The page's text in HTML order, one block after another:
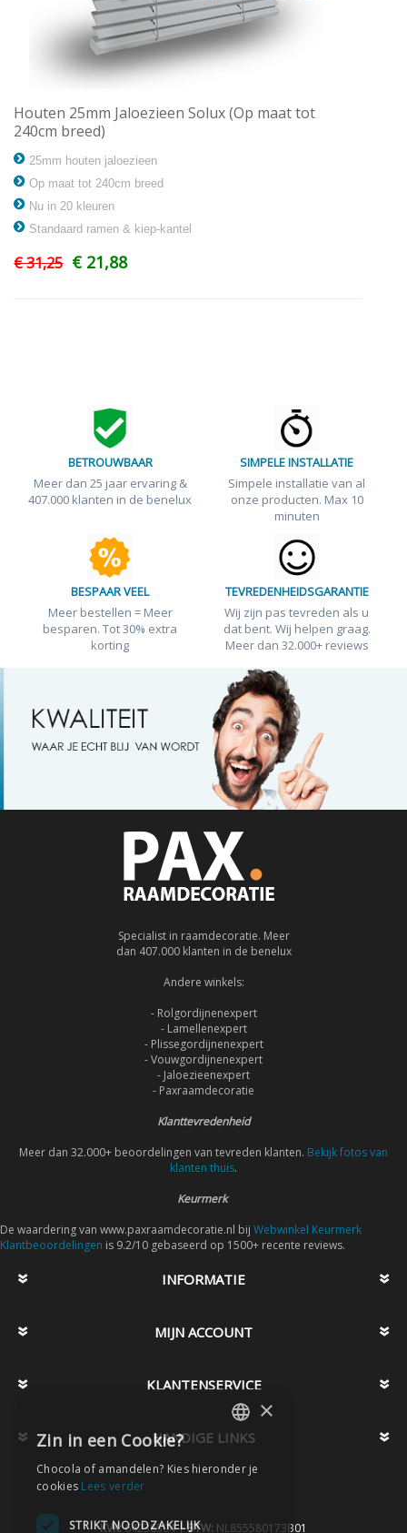
Houten 25mm Jaloezieen Solux (Op maat tot
240cm breed)
25mm houten jaloezieen
Op maat tot 240cm breed
Nu in 20 kleuren
Standaard ramen & kiep-kantel
€ 31,25 € 21,88
BETROUWBAAR
Meer dan 25 jaar ervaring &
407.000 klanten in de benelux
SIMPELE INSTALLATIE
Simpele installatie van al
onze producten. Max 10
minuten
BESPAAR VEEL
Meer bestellen = Meer
besparen. Tot 30% extra
korting
TEVREDENHEIDSGARANTIE
Wij zijn pas tevreden als u
dat bent. Wij helpen graag.
Meer dan 32.000+ reviews
Specialist in raamdecoratie. Meer
dan 407.000 klanten in de benelux
Andere winkels:
- Rolgordijnenexpert
- Lamellenexpert
- Plissegordijnenexpert
- Vouwgordijnenexpert
- Jaloezieenexpert
- Paxraamdecoratie
Klanttevredenheid
Meer dan 32.000+ beoordelingen van tevreden klanten. Bekijk fotos van
klanten thuis.
Keurmerk
De waardering van www.paxraamdecoratie.nl bij Webwinkel Keurmerk
Klantbeoordelingen is 9.2/10 gebaseerd op 1500+ recente reviews.
INFORMATIE
MIJN ACCOUNT
KLANTENSERVICE
HANDIGE LINKS
KVK:64238504 |BTW: NL855580173B01
DUTCH
DUTCH
×
Zin in een Cookie?
Chocola of amandelen? Kies hieronder je
cookies Lees verder
STRIKT NOODZAKELIJK